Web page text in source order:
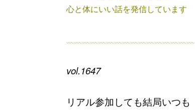
心と体にいい話を発信しています
﹏﹏﹏﹏﹏﹏﹏﹏﹏﹏﹏﹏﹏﹏﹏﹏
vol.1647
リアル参加しても結局いつも